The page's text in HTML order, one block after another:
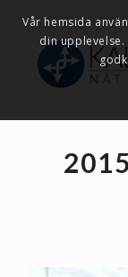
Vår hemsida
din